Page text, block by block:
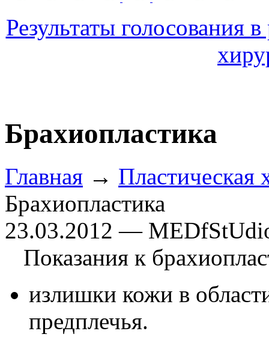
Результаты голосования
Брахиопластика
Главная → Пластическая
Брахиопластика
23.03.2012 —
Показания к
излишки кожи в
предплечья.